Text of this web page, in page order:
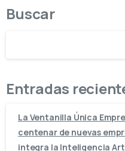
Buscar
Entradas
La Ventanilla Única
centenar de nuevas
integra la Inteligencia